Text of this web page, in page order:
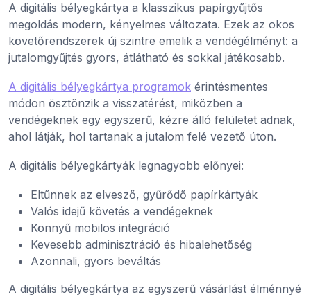
A digitális bélyegkártya a klasszikus papírgyűjtős
megoldás modern, kényelmes változata. Ezek az okos
követőrendszerek új szintre emelik a vendégélményt: a
jutalomgyűjtés gyors, átlátható és sokkal játékosabb.
A digitális bélyegkártya programok érintésmentes
módon ösztönzik a visszatérést, miközben a
vendégeknek egy egyszerű, kézre álló felületet adnak,
ahol látják, hol tartanak a jutalom felé vezető úton.
A digitális bélyegkártyák legnagyobb előnyei:
Eltűnnek az elvesző, gyűrődő papírkártyák
Valós idejű követés a vendégeknek
Könnyű mobilos integráció
Kevesebb adminisztráció és hibalehetőség
Azonnali, gyors beváltás
A digitális bélyegkártya az egyszerű vásárlást élménnyé